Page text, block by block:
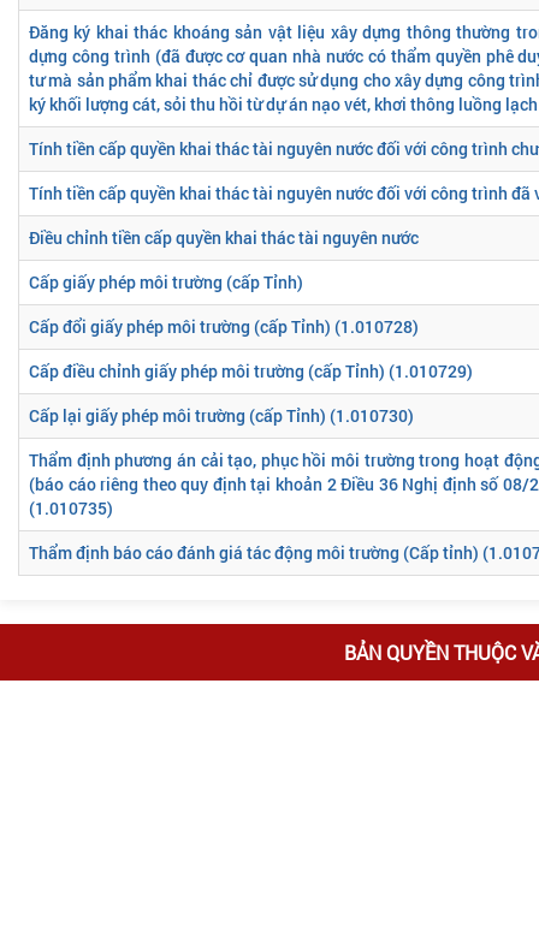
Đăng ký khai thác khoáng sản vật liệu xây dựng thông thường
dựng công trình (đã được cơ quan nhà nước có thẩm quyền phê
tư mà sản phẩm khai thác chỉ được sử dụng cho xây dựng công
ký khối lượng cát, sỏi thu hồi từ dự án nạo vét, khơi thông luồng lạch
Tính tiền cấp quyền khai thác tài nguyên nước đối với công trình
Tính tiền cấp quyền khai thác tài nguyên nước đối với công trình đã
Điều chỉnh tiền cấp quyền khai thác tài nguyên nước
Cấp giấy phép môi trường (cấp Tỉnh)
Cấp đổi giấy phép môi trường (cấp Tỉnh) (1.010728)
Cấp điều chỉnh giấy phép môi trường (cấp Tỉnh) (1.010729)
Cấp lại giấy phép môi trường (cấp Tỉnh) (1.010730)
Thẩm định phương án cải tạo, phục hồi môi trường trong hoạt
(báo cáo riêng theo quy định tại khoản 2 Điều 36 Nghị định số
(1.010735)
Thẩm định báo cáo đánh giá tác động môi trường (Cấp tỉnh)
BẢN QUYỀN THUỘC